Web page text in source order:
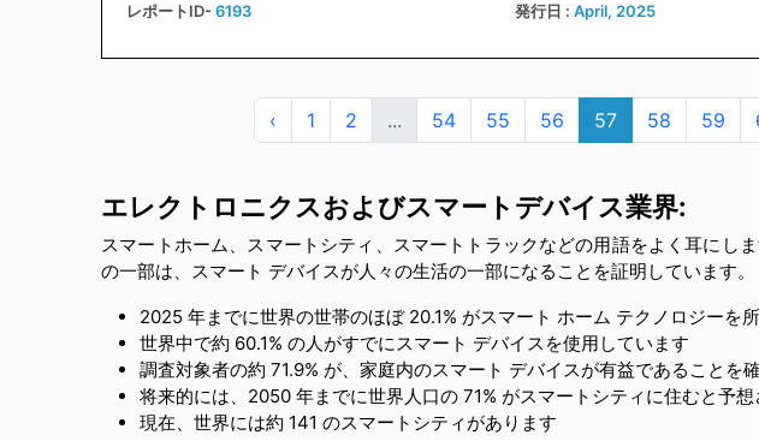
レポートID-6193 発行日 : April, 2025
‹ 1 2 ... 54 55 56 57 58 59
エレクトロニクスおよびスマートデバイス業界:
スマートホーム、スマートシティ、スマートトラックなどの用語をよく耳に
の一部は、スマート デバイスが人々の生活の一部になることを証明しています
2025 年までに世界の世帯のほぼ 20.1% がスマート ホーム テクノロジーを
世界中で約 60.1% の人がすでにスマート デバイスを使用しています
調査対象者の約 71.9% が、家庭内のスマート デバイスが有益であることを
将来的には、2050 年までに世界人口の 71% がスマートシティに住むと予想
現在、世界には約 141 のスマートシティがあります